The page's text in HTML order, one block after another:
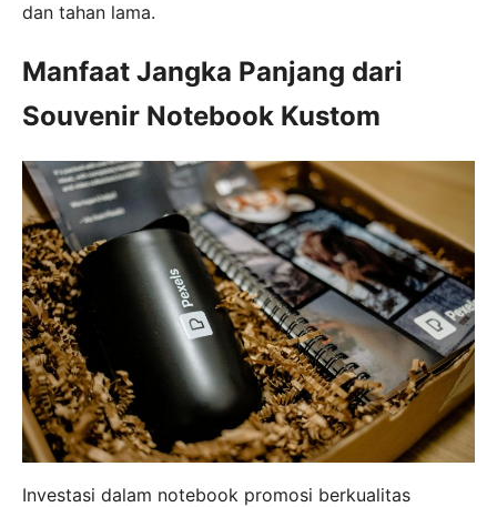
dan tahan lama.
Manfaat Jangka Panjang dari
Souvenir Notebook Kustom
Investasi dalam notebook promosi berkualitas